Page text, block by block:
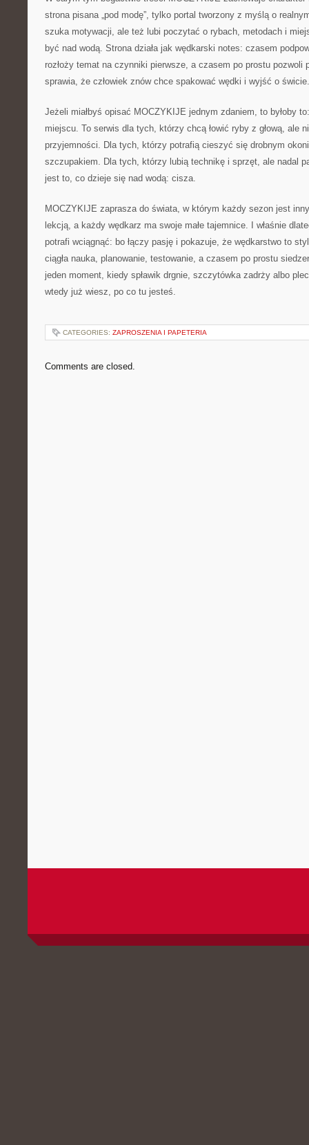
strona pisana „pod modę”, tylko portal tworzony z myślą o
szuka motywacji, ale też lubi poczytać o rybach, metodach i
być nad wodą. Strona działa jak wędkarski notes: czasem
rozłoży temat na czynniki pierwsze, a czasem po prostu pozwoli
sprawia, że człowiek znów chce spakować wędki i wyjść o świcie.
Jeżeli miałbyś opisać MOCZYKIJE jednym zdaniem, to byłoby
miejscu. To serwis dla tych, którzy chcą łowić ryby z głową, ale
przyjemności. Dla tych, którzy potrafią cieszyć się drobnym
szczupakiem. Dla tych, którzy lubią technikę i sprzęt, ale nadal
jest to, co dzieje się nad wodą: cisza.
MOCZYKIJE zaprasza do świata, w którym każdy sezon jest
lekcją, a każdy wędkarz ma swoje małe tajemnice. I właśnie
potrafi wciągnąć: bo łączy pasję i pokazuje, że wędkarstwo to
ciągła nauka, planowanie, testowanie, a czasem po prostu
jeden moment, kiedy spławik drgnie, szczytówka zadrży albo
wtedy już wiesz, po co tu jesteś.
CATEGORIES: ZAPROSZENIA I PAPETERIA
Comments are closed.